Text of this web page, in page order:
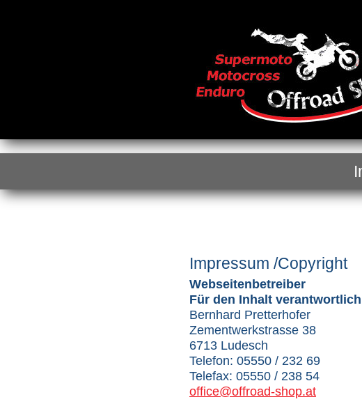
Impressum /Copyright
Webseitenbetreiber
Für den Inhalt
Bernhard Pretterhofer
Zementwerkstrasse 38
6713 Ludesch
Telefon: 05550 / 232 69
Telefax: 05550 / 238 54
office@offroad-shop.at